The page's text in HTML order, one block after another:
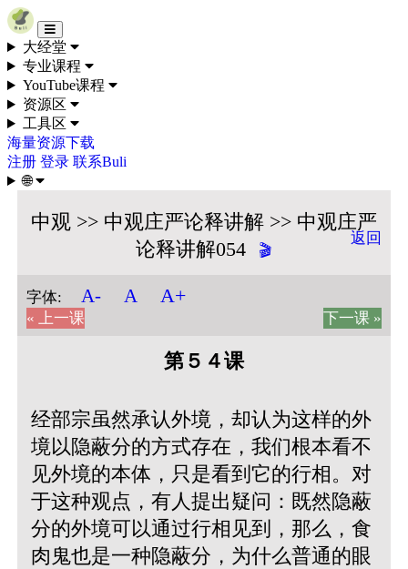
Skip to content
大经堂
专业课程
YouTube课程
资源区
工具区
海量资源下载
注册 登录 联系Buli
🌐
中观 >> 中观庄严论释讲解 >> 中观庄严
论释讲解054
🎬
返回
字体: A- A A+
« 上一课 下一课 »
第５４课
经部宗虽然承认外境，却认为这样的外
境以隐蔽分的方式存在，我们根本看不
见外境的本体，只是看到它的行相。对
于这种观点，有人提出疑问：既然隐蔽
分的外境可以通过行相见到，那么，食
肉鬼也是一种隐蔽分，为什么普通的眼